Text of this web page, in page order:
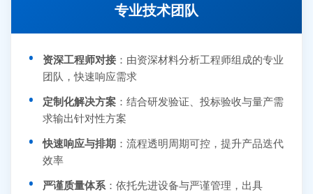
专业技术团队
资深工程师对接 ：由资深材料分析工程师组成的专业
团队，快速响应需求
定制化解决方案 ：结合研发验证、投标验收与量产需
求输出针对性方案
快速响应与排期 ：流程透明周期可控，提升产品迭代
效率
严谨质量体系：依托先进设备与严谨管理，出具